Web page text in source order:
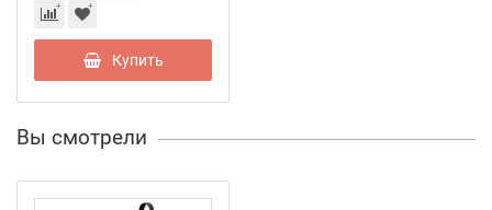
Купить
Вы смотрели